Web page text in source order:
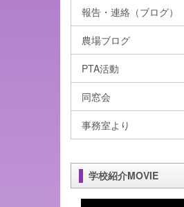
報告・連絡（ブログ）
農場ブログ
PTA活動
同窓会
事務室より
学校紹介MOVIE